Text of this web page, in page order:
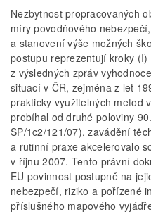
Nezbytnost propracovaných
míry povodňového
a stanovení výše možných
postupu reprezentují kroky
z výsledných zpráv
situací v ČR, zejména z let
prakticky využitelných metod
probíhal od druhé poloviny
SP/1c2/121/07), zavádění
a rutinní praxe akcelerovalo
v říjnu 2007. Tento právní
EU povinnost postupně na
nebezpečí, riziko a pořízené
příslušného mapového